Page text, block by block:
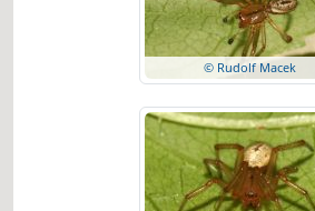
© Rudolf Macek